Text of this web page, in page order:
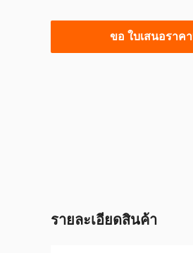
ขอ ใบเสนอราคา
รายละเอียดสินค้า